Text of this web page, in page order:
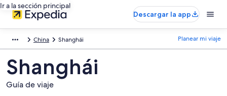
Ir a la sección principal
Descargar la app
China Shanghái Planear mi viaje
Shanghái
Guía de viaje